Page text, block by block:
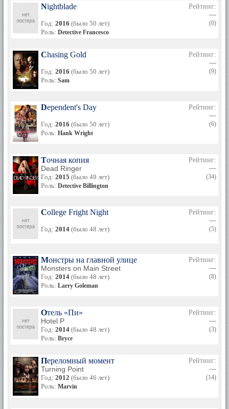
Nightblade
Год: 2016 (было 50 лет)
Роль: Detective Francesco
Рейтинг:
—
(0)
Chasing Gold
Год: 2016 (было 50 лет)
Роль: Sam
Рейтинг:
—
(9)
Dependent's Day
Год: 2016 (было 50 лет)
Роль: Hank Wright
Рейтинг:
—
(6)
Точная копия
Dead Ringer
Год: 2015 (было 49 лет)
Роль: Detective Billington
Рейтинг:
—
(34)
College Fright Night
Год: 2014 (было 48 лет)
Рейтинг:
—
(5)
Монстры на главной улице
Monsters on Main Street
Год: 2014 (было 48 лет)
Роль: Larry Goleman
Рейтинг:
—
(8)
Отель «Пи»
Hotel P
Год: 2014 (было 48 лет)
Роль: Bryce
Рейтинг:
—
(3)
Переломный момент
Turning Point
Год: 2012 (было 46 лет)
Роль: Marvin
Рейтинг:
—
(14)